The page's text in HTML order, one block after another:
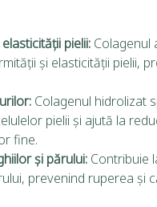
pielii: Colagenul
și elasticității pielii,
Colagenul hidrolizat
pielii și ajută la
fine.
și părului: Contribuie
prevenind ruperea și